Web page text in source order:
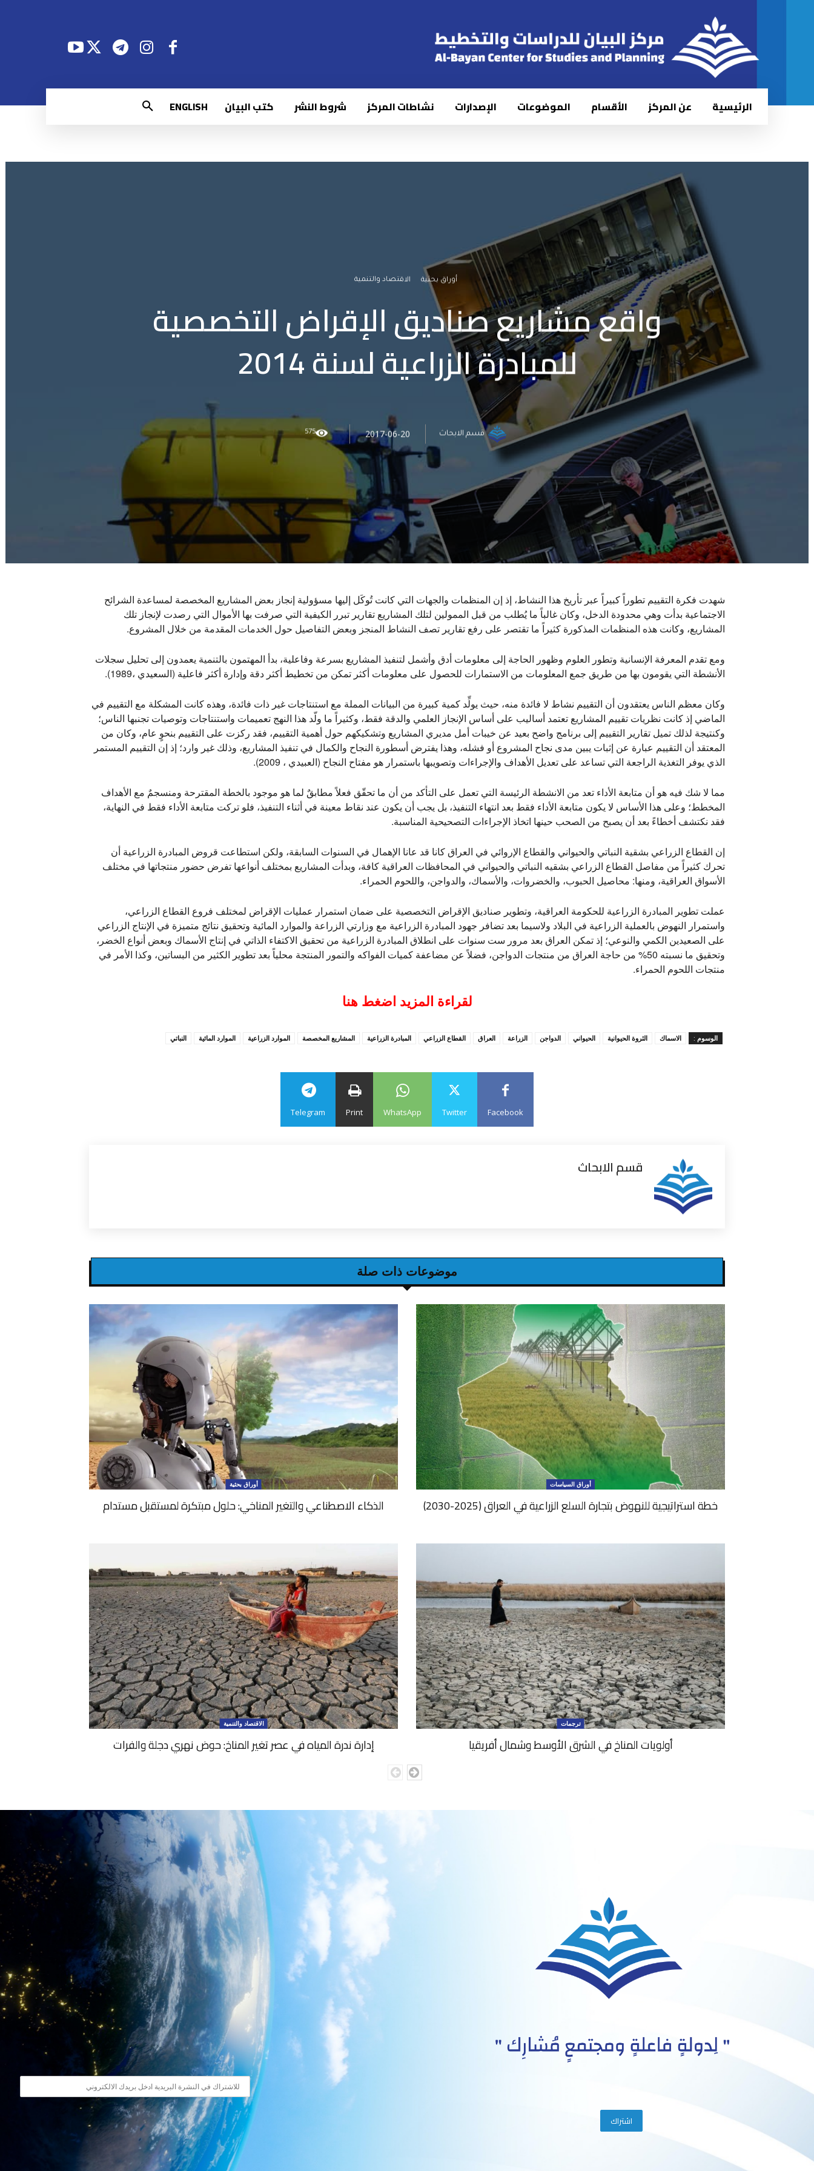
الرئيسية عن المركز الأقسام الموضوعات الإصدارات نشاطات المركز شروط النشر كتب البيان ENGLISH
أوراق بحثية الاقتصاد والتنمية
واقع مشاريع صناديق الإقراض التخصصية
للمبادرة الزراعية لسنة 2014
قسم الابحاث 2017-06-20
575
شهدت فكرة التقييم تطوراً كبيراً عبر تأريخ هذا النشاط، إذ إن المنظمات والجهات التي كانت تُوكَل إليها مسؤولية إنجاز بعض المشاريع المخصصة لمساعدة الشرائح
الاجتماعية بدأت وهي محدودة الدخل، وكان غالباً ما يُطلب من قبل الممولين لتلك المشاريع تقارير تبرر الكيفية التي صرفت بها الأموال التي رصدت لإنجاز تلك
المشاريع، وكانت هذه المنظمات المذكورة كثيراً ما تقتصر على رفع تقارير تصف النشاط المنجز وبعض التفاصيل حول الخدمات المقدمة من خلال المشروع.
ومع تقدم المعرفة الإنسانية وتطور العلوم وظهور الحاجة إلى معلومات أدق وأشمل لتنفيذ المشاريع بسرعة وفاعلية، بدأ المهتمون بالتنمية يعمدون إلى تحليل سجلات
الأنشطة التي يقومون بها من طريق جمع المعلومات من الاستمارات للحصول على معلومات أكثر تمكن من تخطيط أكثر دقة وإدارة أكثر فاعلية (السعيدي ،1989).
وكان معظم الناس يعتقدون أن التقييم نشاط لا فائدة منه، حيث يولِّد كمية كبيرة من البيانات المملة مع استنتاجات غير ذات فائدة، وهذه كانت المشكلة مع التقييم في
الماضي إذ كانت نظريات تقييم المشاريع تعتمد أساليب على أساس الإنجاز العلمي والدقة فقط، وكثيراً ما ولّد هذا النهج تعميمات واستنتاجات وتوصيات تجنبها الناس؛
وكنتيجة لذلك تميل تقارير التقييم إلى برنامج واضح بعيد عن خيبات أمل مديري المشاريع وتشكيكهم حول أهمية التقييم، فقد ركزت على التقييم بنحوٍ عام، وكان من
المعتقد أن التقييم عبارة عن إثبات يبين مدى نجاح المشروع أو فشله، وهذا يفترض أسطورة النجاح والكمال في تنفيذ المشاريع، وذلك غير وارد؛ إذ إن التقييم المستمر
الذي يوفر التغذية الراجعة التي تساعد على تعديل الأهداف والإجراءات وتصويبها باستمرار هو مفتاح النجاح (العبيدي ، 2009).
مما لا شك فيه هو أن متابعة الأداء تعد من الانشطة الرئيسة التي تعمل على التأكد من أن ما تحقّق فعلاً مطابقٌ لما هو موجود بالخطة المقترحة ومنسجمٌ مع الأهداف
المخطط؛ وعلى هذا الأساس لا يكون متابعة الأداء فقط بعد انتهاء التنفيذ، بل يجب أن يكون عند نقاط معينة في أثناء التنفيذ، فلو تركت متابعة الأداء فقط في النهاية،
فقد نكتشف أخطاءً بعد أن يصبح من الصحب حينها اتخاذ الإجراءات التصحيحية المناسبة.
إن القطاع الزراعي بشقية النباتي والحيواني والقطاع الإروائي في العراق كانا قد عانا الإهمال في السنوات السابقة، ولكن استطاعت قروض المبادرة الزراعية أن
تحرك كثيراً من مفاصل القطاع الزراعي بشقيه النباتي والحيواني في المحافظات العراقية كافة، وبدأت المشاريع بمختلف أنواعها تفرض حضور منتجاتها في مختلف
الأسواق العراقية، ومنها: محاصيل الحبوب، والخضروات، والأسماك، والدواجن، واللحوم الحمراء.
عملت تطوير المبادرة الزراعية للحكومة العراقية، وتطوير صناديق الإقراض التخصصية على ضمان استمرار عمليات الإقراض لمختلف فروع القطاع الزراعي،
واستمرار النهوض بالعملية الزراعية في البلاد ولاسيما بعد تضافر جهود المبادرة الزراعية مع وزارتي الزراعة والموارد المائية وتحقيق نتائج متميزة في الإنتاج الزراعي
على الصعيدين الكمي والنوعي؛ إذ تمكن العراق بعد مرور ست سنوات على انطلاق المبادرة الزراعية من تحقيق الاكتفاء الذاتي في إنتاج الأسماك وبعض أنواع الخضر،
وتحقيق ما نسبته 50% من حاجة العراق من منتجات الدواجن، فضلاً عن مضاعفة كميات الفواكه والتمور المنتجة محلياً بعد تطوير الكثير من البساتين، وكذا الأمر في
منتجات اللحوم الحمراء.
لقراءة المزيد اضغط هنا
الوسوم : الاسماك الثروة الحيوانية الحيواني الدواجن الزراعة العراق القطاع الزراعي المبادرة الزراعية المشاريع المخصصة الموارد الزراعية الموارد المائية النباتي
Facebook
Twitter
WhatsApp
Print
Telegram
قسم الابحاث
موضوعات ذات صلة
أوراق السياسات
خطة استراتيجية للنهوض بتجارة السلع الزراعية في العراق (2025-2030)
أوراق بحثية
الذكاء الاصطناعي والتغير المناخي: حلول مبتكرة لمستقبل مستدام
ترجمات
أولويات المناخ في الشرق الأوسط وشمال أفريقيا
الاقتصاد والتنمية
إدارة ندرة المياه في عصر تغير المناخ: حوض نهري دجلة والفرات